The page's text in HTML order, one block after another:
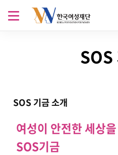
Skip to content
메뉴 열기
SOS
SOS 기금소개
여성이 안전한 세상
SOS기금